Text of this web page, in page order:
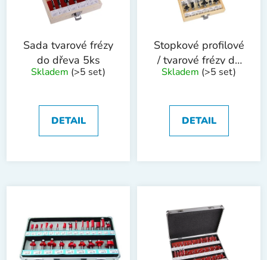
Sada tvarové frézy
do dřeva 5ks
Skladem (>5 set)
DETAIL
Stopkové profilové
/ tvarové frézy do
dřeva WESTBERG
Skladem (>5 set)
DETAIL